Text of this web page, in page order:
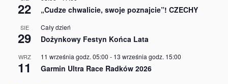
22 „Cudze chwalicie, swoje poznajcie”! CZECHY
SIE
29
Cały dzień
Dożynkowy Festyn Końca Lata
WRZ
11
11 września godz. 05:00 - 13 września godz. 15:00
Garmin Ultra Race Radków 2026